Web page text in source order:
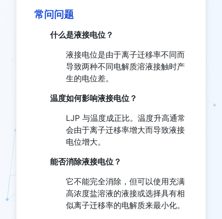
常问问题
什么是液接电位？
液接电位是由于离子迁移率不同而
导致两种不同电解质溶液接触时产
生的电位差。
温度如何影响液接电位？
LJP 与温度成正比。温度升高通常
会由于离子迁移率增大而导致液接
电位增大。
能否消除液接电位？
它不能完全消除，但可以使用充满
高浓度盐溶液的液接或选择具有相
似离子迁移率的电解质来最小化。